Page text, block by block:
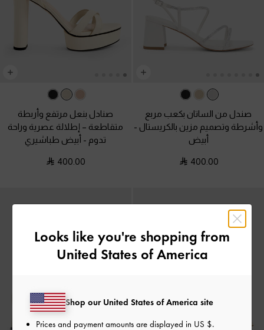
صندل من الساتان بكعب مربع
وأشرطة وتصميم مزين بالكريستال -
أبيض
400.00
صنادل بنعل مرتفع وأربطة
متقاطعة – إطلالة عصرية وراحة
تدوم - أبيض طباشيري
400.00
Looks like you're shopping from
United States of America
Shop our United States of America site
Prices and payment amounts are displayed in US $.